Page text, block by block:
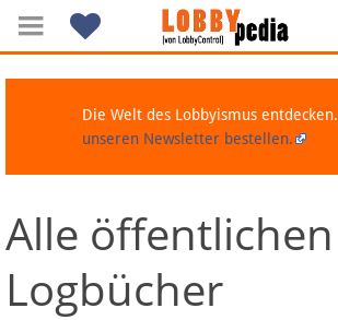
Navigation
Über Lobbypedia
Die Welt des Lobbyismus entdecken.
unseren Newsletter bestellen.
Alle öffentlichen
Logbücher